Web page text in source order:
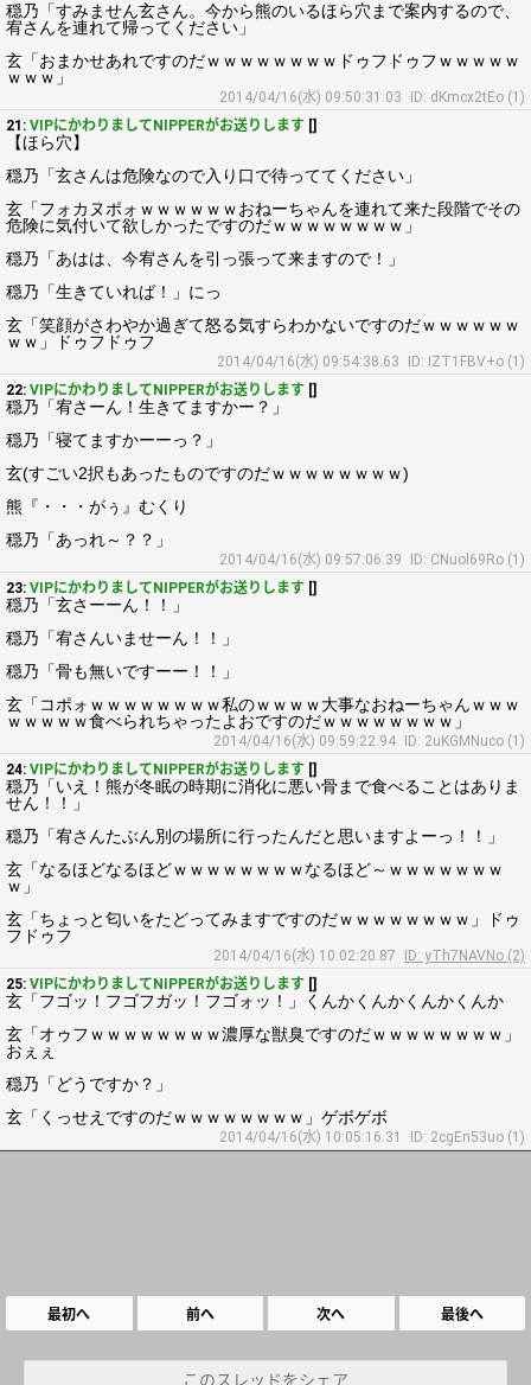
穏乃「すみません玄さん。今から熊のいるほら穴まで案内するので、
宥さんを連れて帰ってください」
玄「おまかせあれですのだｗｗｗｗｗｗｗｗドゥフドゥフｗｗｗｗｗ
ｗｗｗ」
2014/04/16(水) 09:50:31.03
ID: dKmcx2tEo (1)
21: VIPにかわりましてNIPPERがお送りします []
【ほら穴】
穏乃「玄さんは危険なので入り口で待っててください」
玄「フォカヌポォｗｗｗｗｗｗおねーちゃんを連れて来た段階でその
危険に気付いて欲しかったですのだｗｗｗｗｗｗｗｗ」
穏乃「あはは、今宥さんを引っ張って来ますので！」
穏乃「生きていれば！」にっ
玄「笑顔がさわやか過ぎて怒る気すらわかないですのだｗｗｗｗｗｗ
ｗｗ」ドゥフドゥフ
2014/04/16(水) 09:54:38.63
ID: IZT1FBV+o (1)
22: VIPにかわりましてNIPPERがお送りします []
穏乃「宥さーん！生きてますかー？」
穏乃「寝てますかーーっ？」
玄(すごい2択もあったものですのだｗｗｗｗｗｗｗｗ)
熊『・・・がぅ』むくり
穏乃「あっれ～？？」
2014/04/16(水) 09:57:06.39
ID: CNuol69Ro (1)
23: VIPにかわりましてNIPPERがお送りします []
穏乃「玄さーーん！！」
穏乃「宥さんいませーん！！」
穏乃「骨も無いですーー！！」
玄「コポォｗｗｗｗｗｗｗｗ私のｗｗｗｗ大事なおねーちゃんｗｗｗ
ｗｗｗｗｗ食べられちゃったよおですのだｗｗｗｗｗｗｗｗ」
2014/04/16(水) 09:59:22.94
ID: 2uKGMNuco (1)
24: VIPにかわりましてNIPPERがお送りします []
穏乃「いえ！熊が冬眠の時期に消化に悪い骨まで食べることはありま
せん！！」
穏乃「宥さんたぶん別の場所に行ったんだと思いますよーっ！！」
玄「なるほどなるほどｗｗｗｗｗｗｗｗなるほど～ｗｗｗｗｗｗｗ
ｗ」
玄「ちょっと匂いをたどってみますですのだｗｗｗｗｗｗｗｗ」ドゥ
フドゥフ
2014/04/16(水) 10:02:20.87
ID: yTh7NAVNo (2)
25: VIPにかわりましてNIPPERがお送りします []
玄「フゴッ！フゴフガッ！フゴォッ！」くんかくんかくんかくんか
玄「オゥフｗｗｗｗｗｗｗｗ濃厚な獣臭ですのだｗｗｗｗｗｗｗｗ」
おぇぇ
穏乃「どうですか？」
玄「くっせえですのだｗｗｗｗｗｗｗｗ」ゲボゲボ
2014/04/16(水) 10:05:16.31 ID: 2cgEn53uo (1)
最初へ 前へ 次へ 最後へ
このスレッドをシェア